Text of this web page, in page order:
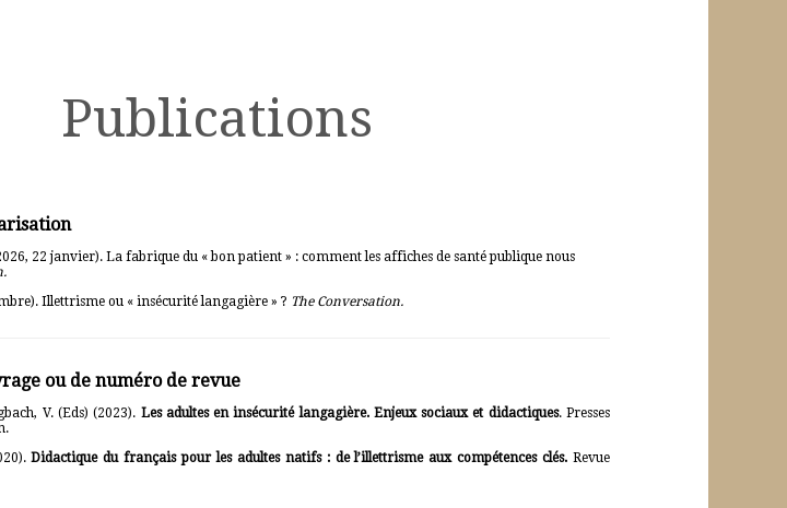
Publications
22 janvier). La fabrique du « bon patient » : comment les affiches de santé publique nous
Illettrisme ou « insécurité langagière » ? The Conversation.
ou de numéro de revue
V. (Eds) (2023). Les adultes en insécurité langagière. Enjeux sociaux et didactiques. Presses
Didactique du français pour les adultes natifs : de l’illettrisme aux compétences clés. Revue